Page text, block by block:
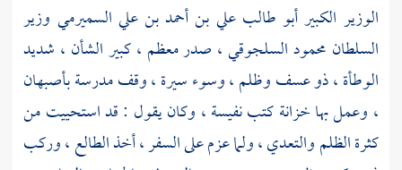
الوزير الكبير أبو طالب علي بن أحمد بن علي السميرمي وزير
السلطان محمود السلجوقي ، صدر معظم ، كبير الشأن ، شديد
الوطأة ، ذو عسف وظلم ، وسوء سيرة ، وقف مدرسةبأصبهان
، وعمل بها خزانة كتب نفيسة ، وكان يقول : قد استحييت من
كثرة الظلم والتعدي ، ولما عزم على السفر ، أخذ الطالع ، وركب